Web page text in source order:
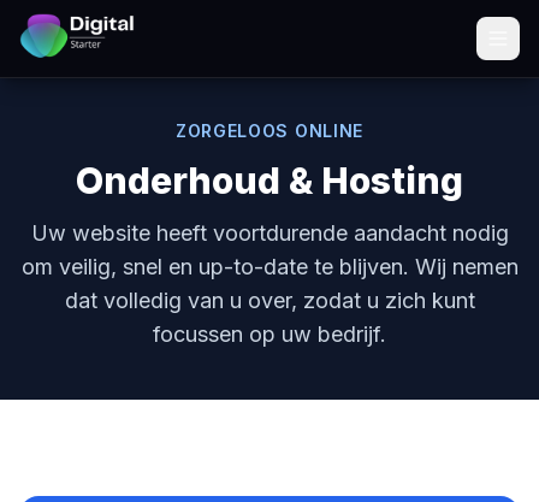
ZORGELOOS ONLINE
Onderhoud & Hosting
Uw website heeft voortdurende aandacht nodig
om veilig, snel en up-to-date te blijven. Wij nemen
dat volledig van u over, zodat u zich kunt
focussen op uw bedrijf.